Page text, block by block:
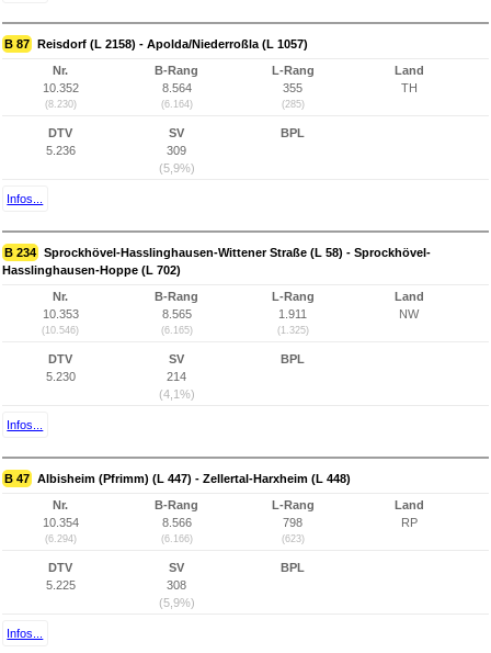
B 87 Reisdorf (L 2158) - Apolda/Niederroßla (L 1057)
Nr.
10.352
(8.230)
B-Rang
8.564
(6.164)
L-Rang
355
(285)
Land
TH
DTV
5.236
SV
309
(5,9%)
BPL
Infos...
B 234 Sprockhövel-Hasslinghausen-Wittener Straße (L 58) - Sprockhövel-
Hasslinghausen-Hoppe (L 702)
Nr.
10.353
(10.546)
B-Rang
8.565
(6.165)
L-Rang
1.911
(1.325)
Land
NW
DTV
5.230
SV
214
(4,1%)
BPL
Infos...
B 47 Albisheim (Pfrimm) (L 447) - Zellertal-Harxheim (L 448)
Nr.
10.354
(6.294)
B-Rang
8.566
(6.166)
L-Rang
798
(623)
Land
RP
DTV
5.225
SV
308
(5,9%)
BPL
Infos...